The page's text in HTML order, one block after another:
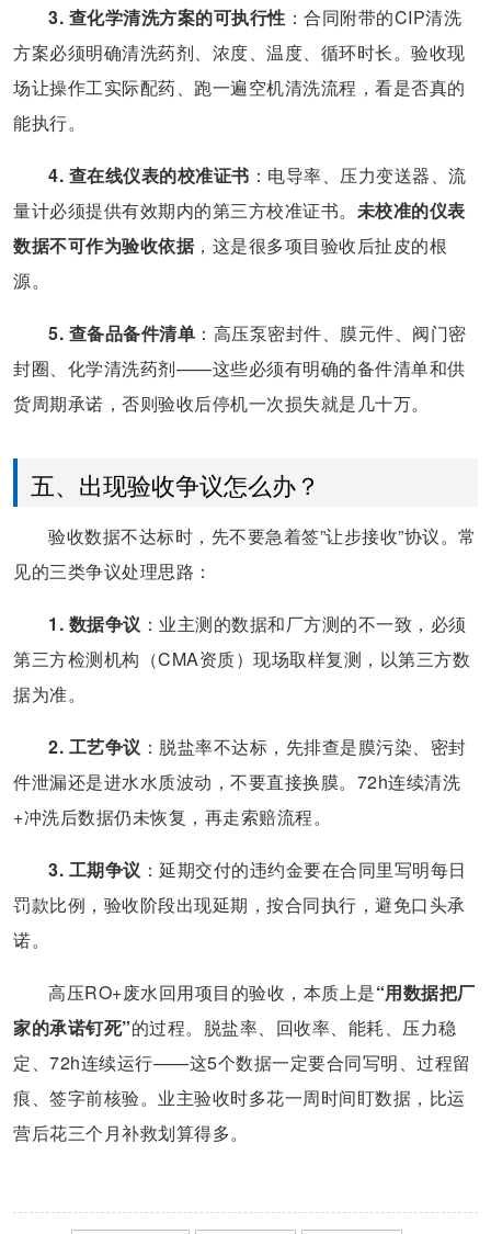
3. 查化学清洗方案的可执行性 ：合同附带的CIP清洗
方案必须明确清洗药剂、浓度、温度、循环时长。验收现
场让操作工实际配药、跑一遍空机清洗流程，看是否真的
能执行。
4. 查在线仪表的校准证书 ：电导率、压力变送器、流
量计必须提供有效期内的第三方校准证书。 未校准的仪表
数据不可作为验收依据，这是很多项目验收后扯皮的根
源。
5. 查备品备件清单 ：高压泵密封件、膜元件、阀门密
封圈、化学清洗药剂——这些必须有明确的备件清单和供
货周期承诺，否则验收后停机一次损失就是几十万。
五、出现验收争议怎么办？
验收数据不达标时，先不要急着签”让步接收”协议。常
见的三类争议处理思路：
1. 数据争议 ：业主测的数据和厂方测的不一致，必须
第三方检测机构（CMA资质）现场取样复测，以第三方数
据为准。
2. 工艺争议 ：脱盐率不达标，先排查是膜污染、密封
件泄漏还是进水水质波动，不要直接换膜。72h连续清洗
+冲洗后数据仍未恢复，再走索赔流程。
3. 工期争议 ：延期交付的违约金要在合同里写明每日
罚款比例，验收阶段出现延期，按合同执行，避免口头承
诺。
高压RO+废水回用项目的验收，本质上是“用数据把厂
家的承诺钉死”的过程。脱盐率、回收率、能耗、压力稳
定、72h连续运行——这5个数据一定要合同写明、过程留
痕、签字前核验。业主验收时多花一周时间盯数据，比运
营后花三个月补救划算得多。